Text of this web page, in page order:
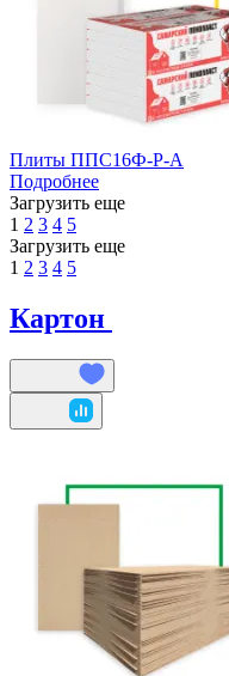
Плиты ППС16Ф-Р-А
Подробнее
Загрузить еще
1 2 3 4 5
Загрузить еще
1 2 3 4 5
Картон